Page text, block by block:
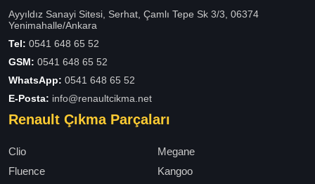
Ayyıldız Sanayi Sitesi, Serhat, Çamlı Tepe Sk 3/3, 06374
Yenimahalle/Ankara
Tel: 0541 648 65 52
GSM: 0541 648 65 52
WhatsApp: 0541 648 65 52
E-Posta: info@renaultcikma.net
Renault Çıkma Parçaları
Clio
Megane
Fluence
Kangoo